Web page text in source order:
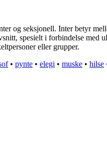
og seksjonell. Inter betyr
spesielt i forbindelse
eller grupper.
• pynte • elegi • muske • hilse